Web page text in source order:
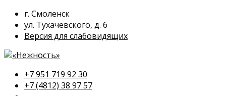
г. Смоленск
ул. Тухачевского, д. 6
Версия для слабовидящих
+7 951 719 92 30
+7 (4812) 38 97 57